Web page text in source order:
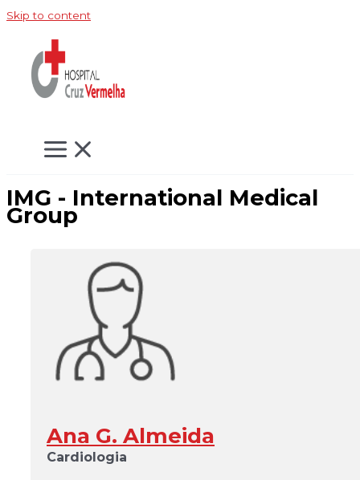
Skip to content
IMG - International Medical
Group
Ana G. Almeida
Cardiologia